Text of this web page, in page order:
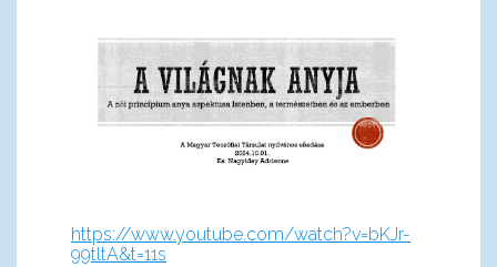
https://www.youtube.com/watch?v=bKJr-
99tltA&t=11s